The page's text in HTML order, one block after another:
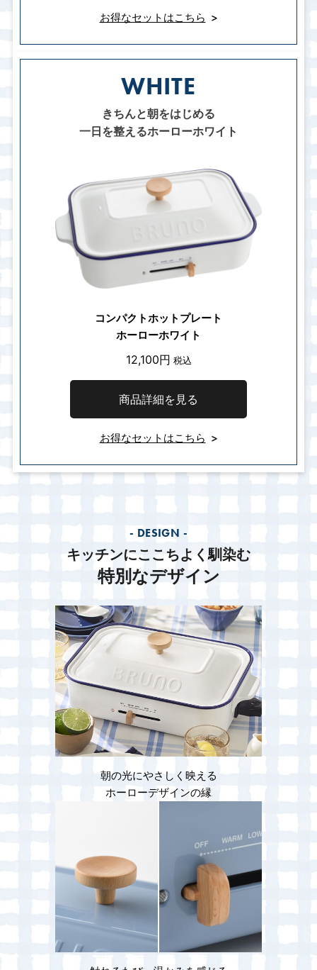
お得なセットはこちら
WHITE
きちんと朝をはじめる
一日を整えるホーローホワイト
コンパクトホットプレート
ホーローホワイト
12,100円 税込
商品詳細を見る
お得なセットはこちら
- DESIGN -
キッチンにここちよく馴染む
特別なデザイン
朝の光にやさしく映える
ホーローデザインの縁